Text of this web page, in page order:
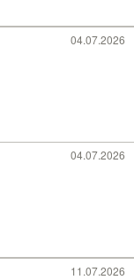
04.07.2026
04.07.2026
11.07.2026